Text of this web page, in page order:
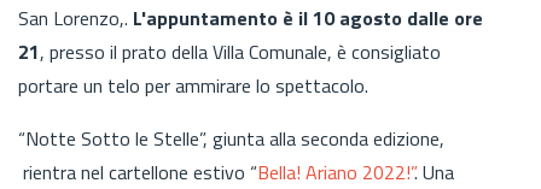
San Lorenzo,. L'appuntamento è il 10 agosto dalle ore
21, presso il prato della Villa Comunale, è consigliato
portare un telo per ammirare lo spettacolo.
“Notte Sotto le Stelle”, giunta alla seconda edizione,
rientra nel cartellone estivo “Bella! Ariano 2022!”. Una